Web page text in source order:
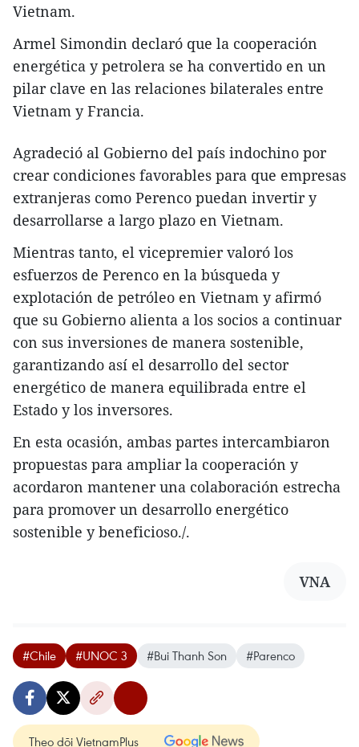
Vietnam.
Armel Simondin declaró que la cooperación
energética y petrolera se ha convertido en un
pilar clave en las relaciones bilaterales entre
Vietnam y Francia.
Agradeció al Gobierno del país indochino por
crear condiciones favorables para que empresas
extranjeras como Perenco puedan invertir y
desarrollarse a largo plazo en Vietnam.
Mientras tanto, el vicepremier valoró los
esfuerzos de Perenco en la búsqueda y
explotación de petróleo en Vietnam y afirmó
que su Gobierno alienta a los socios a continuar
con sus inversiones de manera sostenible,
garantizando así el desarrollo del sector
energético de manera equilibrada entre el
Estado y los inversores.
En esta ocasión, ambas partes intercambiaron
propuestas para ampliar la cooperación y
acordaron mantener una colaboración estrecha
para promover un desarrollo energético
sostenible y beneficioso./.
VNA
#Chile #UNOC 3 #Bui Thanh Son #Parenco
Theo dõi VietnamPlus